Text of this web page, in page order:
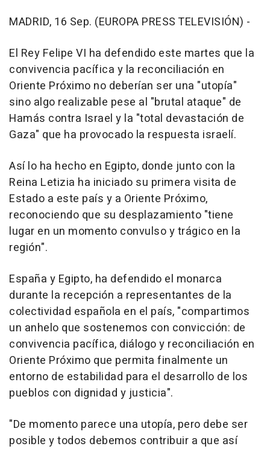
MADRID, 16 Sep. (EUROPA PRESS TELEVISIÓN) -
El Rey Felipe VI ha defendido este martes que la
convivencia pacífica y la reconciliación en
Oriente Próximo no deberían ser una "utopía"
sino algo realizable pese al "brutal ataque" de
Hamás contra Israel y la "total devastación de
Gaza" que ha provocado la respuesta israelí.
Así lo ha hecho en Egipto, donde junto con la
Reina Letizia ha iniciado su primera visita de
Estado a este país y a Oriente Próximo,
reconociendo que su desplazamiento "tiene
lugar en un momento convulso y trágico en la
región".
España y Egipto, ha defendido el monarca
durante la recepción a representantes de la
colectividad española en el país, "compartimos
un anhelo que sostenemos con convicción: de
convivencia pacífica, diálogo y reconciliación en
Oriente Próximo que permita finalmente un
entorno de estabilidad para el desarrollo de los
pueblos con dignidad y justicia".
"De momento parece una utopía, pero debe ser
posible y todos debemos contribuir a que así